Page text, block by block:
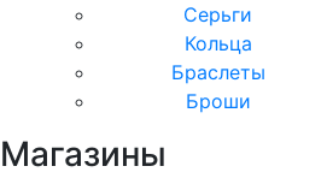
Серьги
Кольца
Браслеты
Броши
Магазины